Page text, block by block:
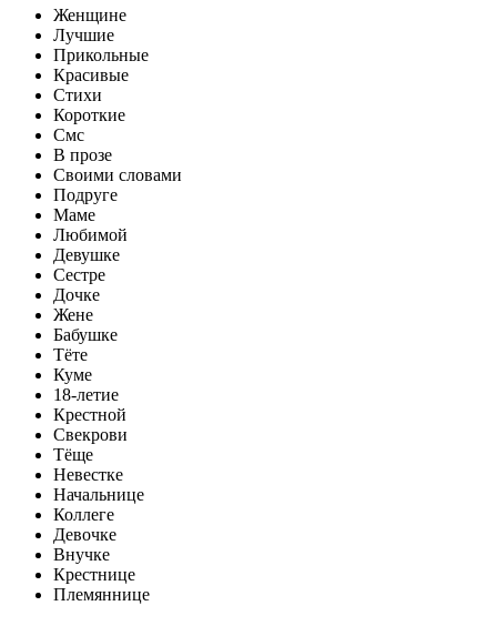
Женщине
Лучшие
Прикольные
Красивые
Стихи
Короткие
Смс
В прозе
Cвоими словами
Подруге
Маме
Любимой
Девушке
Сестре
Дочке
Жене
Бабушке
Тёте
Куме
18-летие
Крестной
Свекрови
Тёще
Невестке
Начальнице
Коллеге
Девочке
Внучке
Крестнице
Племяннице